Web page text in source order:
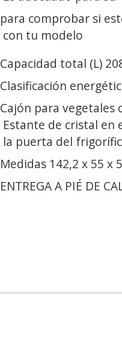
para comprobar si
con tu modelo
Capacidad total (L)
Clasificación
Cajón para vegetales
Estante de cristal en
la puerta del
Medidas 142,2 x 55 x
ENTREGA A PIÉ DE